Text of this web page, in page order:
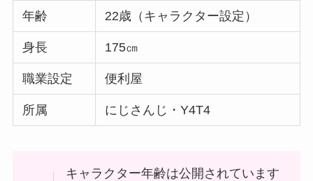
年齢 22歳（キャラクター設定）
身長 175㎝
職業設定 便利屋
所属 にじさんじ・Y4T4
キャラクター年齢は公開されています